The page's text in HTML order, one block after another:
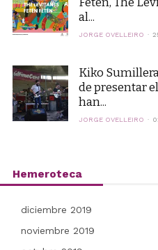
al...
JORGE OVELLEIRO
Kiko
de presentar
han...
JORGE OVELLEIRO
Hemeroteca
diciembre 2019
noviembre 2019